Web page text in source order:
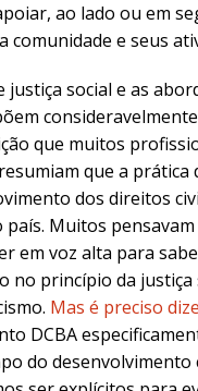
ao lado ou em
comunidade e seus
justiça social e as
que muitos
que a prática
dos direitos
país. Muitos
em voz alta para
no princípio da justiça
Mas é preciso
DCBA
do